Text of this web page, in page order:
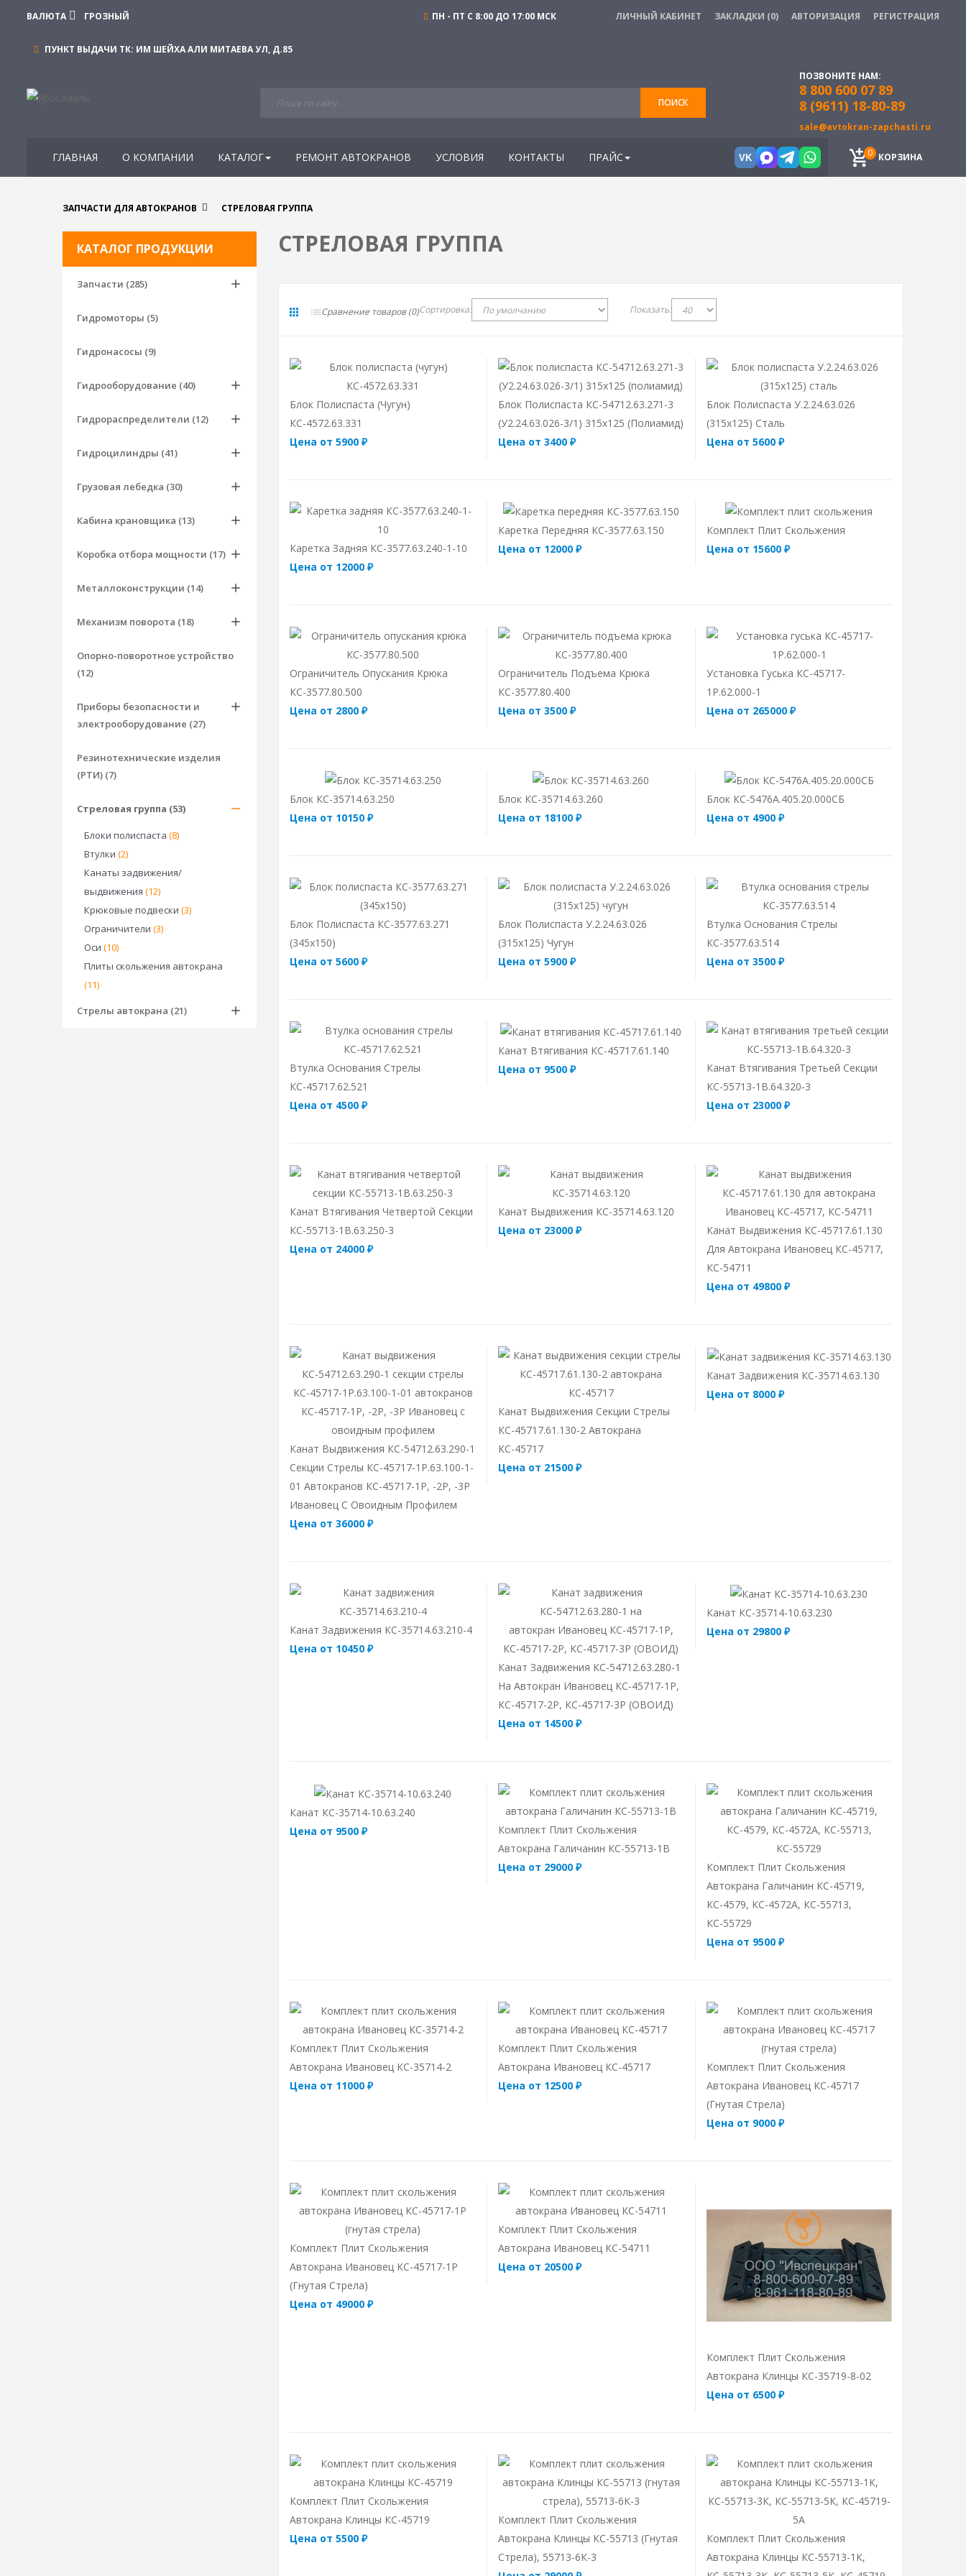
ВАЛЮТА ГРОЗНЫЙ
ПУНКТ ВЫДАЧИ ТК: ИМ ШЕЙХА АЛИ МИТАЕВА УЛ, Д.85
ПН - ПТ С 8:00 ДО 17:00 МСК ЛИЧНЫЙ КАБИНЕТ ЗАКЛАДКИ (0) АВТОРИЗАЦИЯ РЕГИСТРАЦИЯ
ПОИСК
ПОЗВОНИТЕ НАМ:
8 800 600 07 89
8 (9611) 18-80-89
sale@avtokran-zapchasti.ru
ГЛАВНАЯ О КОМПАНИИ КАТАЛОГ РЕМОНТ АВТОКРАНОВ УСЛОВИЯ КОНТАКТЫ ПРАЙС VK КОРЗИНА
0
ЗАПЧАСТИ ДЛЯ АВТОКРАНОВ СТРЕЛОВАЯ ГРУППА
КАТАЛОГ ПРОДУКЦИИ
Запчасти (285)
Гидромоторы (5)
Гидронасосы (9)
Гидрооборудование (40)
Гидрораспределители (12)
Гидроцилиндры (41)
Грузовая лебедка (30)
Кабина крановщика (13)
Коробка отбора мощности (17)
Металлоконструкции (14)
Механизм поворота (18)
Опорно-поворотное устройство
(12)
Приборы безопасности и
электрооборудование (27)
Резинотехнические изделия
(РТИ) (7)
Стреловая группа (53)
Блоки полиспаста (8)
Втулки (2)
Канаты задвижения/
выдвижения (12)
Крюковые подвески (3)
Ограничители (3)
Оси (10)
Плиты скольжения автокрана
(11)
Стрелы автокрана (21)
СТРЕЛОВАЯ ГРУППА
Сравнение товаров (0)Сортировка: Показать:
Блок Полиспаста (чугун)
КС-4572.63.331
Цена от 5900 ₽
Блок Полиспаста КС-54712.63.271-3
(У2.24.63.026-3/1) 315х125 (полиамид)
Цена от 3400 ₽
Блок Полиспаста У.2.24.63.026
(315х125) Сталь
Цена от 5600 ₽
Каретка Задняя КС-3577.63.240-1-10
Цена от 12000 ₽
Каретка Передняя КС-3577.63.150
Цена от 12000 ₽
Комплект Плит Скольжения
Цена от 15600 ₽
Ограничитель Опускания Крюка
КС-3577.80.500
Цена от 2800 ₽
Ограничитель Подъема Крюка
КС-3577.80.400
Цена от 3500 ₽
Установка Гуська КС-45717-
1Р.62.000-1
Цена от 265000 ₽
Блок КС-35714.63.250
Цена от 10150 ₽
Блок КС-35714.63.260
Цена от 18100 ₽
Блок КС-5476А.405.20.000СБ
Цена от 4900 ₽
Блок Полиспаста КС-3577.63.271
(345х150)
Цена от 5600 ₽
Блок Полиспаста У.2.24.63.026
(315х125) Чугун
Цена от 5900 ₽
Втулка Основания Стрелы
КС-3577.63.514
Цена от 3500 ₽
Втулка Основания Стрелы
КС-45717.62.521
Цена от 4500 ₽
Канат Втягивания КС-45717.61.140
Цена от 9500 ₽
Канат Втягивания Третьей Секции
КС-55713-1В.64.320-3
Цена от 23000 ₽
Канат Втягивания Четвертой Секции
КС-55713-1В.63.250-3
Цена от 24000 ₽
Канат Выдвижения КС-35714.63.120
Цена от 23000 ₽
Канат Выдвижения КС-45717.61.130
Для Автокрана Ивановец КС-45717,
КС-54711
Цена от 49800 ₽
Канат Выдвижения КС-54712.63.290-1
Секции Стрелы КС-45717-1Р.63.100-1-
01 Автокранов КС-45717-1Р, -2Р, -3Р
Ивановец С Овоидным Профилем
Цена от 36000 ₽
Канат Выдвижения Секции Стрелы
КС-45717.61.130-2 Автокрана
КС-45717
Цена от 21500 ₽
Канат Задвижения КС-35714.63.130
Цена от 8000 ₽
Канат Задвижения КС-35714.63.210-4
Цена от 10450 ₽
Канат Задвижения КС-54712.63.280-1
На Автокран Ивановец КС-45717-1Р,
КС-45717-2Р, КС-45717-3Р (ОВОИД)
Цена от 14500 ₽
Канат КС-35714-10.63.230
Цена от 29800 ₽
Канат КС-35714-10.63.240
Цена от 9500 ₽
Комплект Плит Скольжения
Автокрана Галичанин КС-55713-1В
Цена от 29000 ₽
Комплект Плит Скольжения
Автокрана Галичанин КС-45719,
КС-4579, КС-4572А, КС-55713,
КС-55729
Цена от 9500 ₽
Комплект Плит Скольжения
Автокрана Ивановец КС-35714-2
Цена от 11000 ₽
Комплект Плит Скольжения
Автокрана Ивановец КС-45717
Цена от 12500 ₽
Комплект Плит Скольжения
Автокрана Ивановец КС-45717
(гнутая Стрела)
Цена от 9000 ₽
Комплект Плит Скольжения
Автокрана Ивановец КС-45717-1Р
(гнутая Стрела)
Цена от 49000 ₽
Комплект Плит Скольжения
Автокрана Ивановец КС-54711
Цена от 20500 ₽
Комплект Плит Скольжения
Автокрана Клинцы КС-35719-8-02
Цена от 6500 ₽
Комплект Плит Скольжения
Автокрана Клинцы КС-45719
Цена от 5500 ₽
Комплект Плит Скольжения
Автокрана Клинцы КС-55713 (гнутая
Стрела), 55713-6К-3
Комплект Плит Скольжения
Автокрана Клинцы КС-55713-1К,